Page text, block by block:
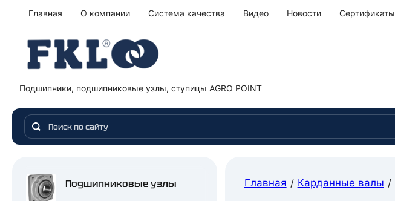
Главная О компании Система качества Видео Новости Сертификаты
Подшипники, подшипниковые узлы, ступицы AGRO POINT
Подшипниковые узлы Главная / Карданные валы /